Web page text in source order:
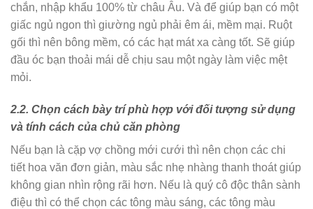
chắn, nhập khẩu 100% từ châu Âu. Và để giúp bạn có một
giấc ngủ ngon thì giường ngủ phải êm ái, mềm mại. Ruột
gối thì nên bông mềm, có các hạt mát xa càng tốt. Sẽ giúp
đầu óc bạn thoải mái dễ chịu sau một ngày làm việc mệt
mỏi.
2.2. Chọn cách bày trí phù hợp với đối tượng sử dụng
và tính cách của chủ căn phòng
Nếu bạn là cặp vợ chồng mới cưới thì nên chọn các chi
tiết hoa văn đơn giản, màu sắc nhẹ nhàng thanh thoát giúp
không gian nhìn rộng rãi hơn. Nếu là quý cô độc thân sành
điệu thì có thể chọn các tông màu sáng, các tông màu